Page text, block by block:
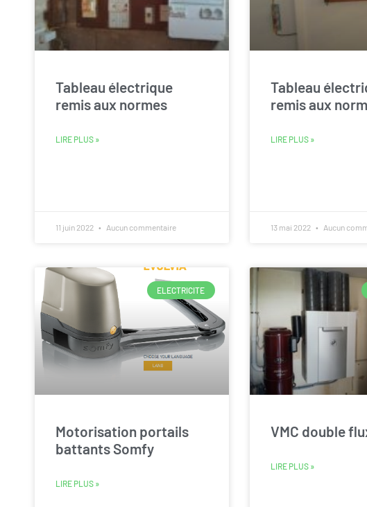
Tableau électrique
remis aux normes
LIRE PLUS »
11 juin 2022 Aucun commentaire
Tableau
remis aux
LIRE PLUS »
13 mai 2022 Aucun
ELECTRICITE
Motorisation portails
battants Somfy
LIRE PLUS »
VMC double
LIRE PLUS »